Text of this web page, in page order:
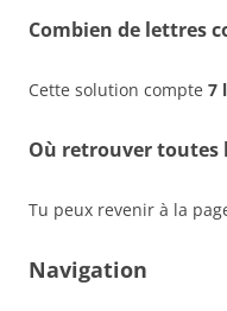
Combien de lettres
Cette solution compte 7
Où retrouver toutes
Tu peux revenir à la
Navigation